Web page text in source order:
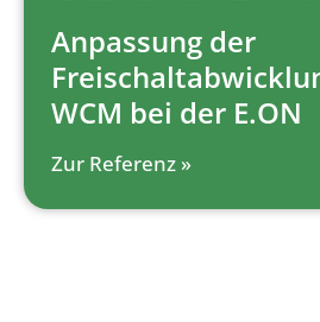
Anpassung der
WCM bei der E.ON
Zur Referenz »